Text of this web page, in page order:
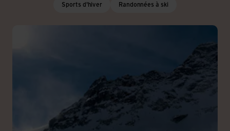
Sports d'hiver Randonnées à ski